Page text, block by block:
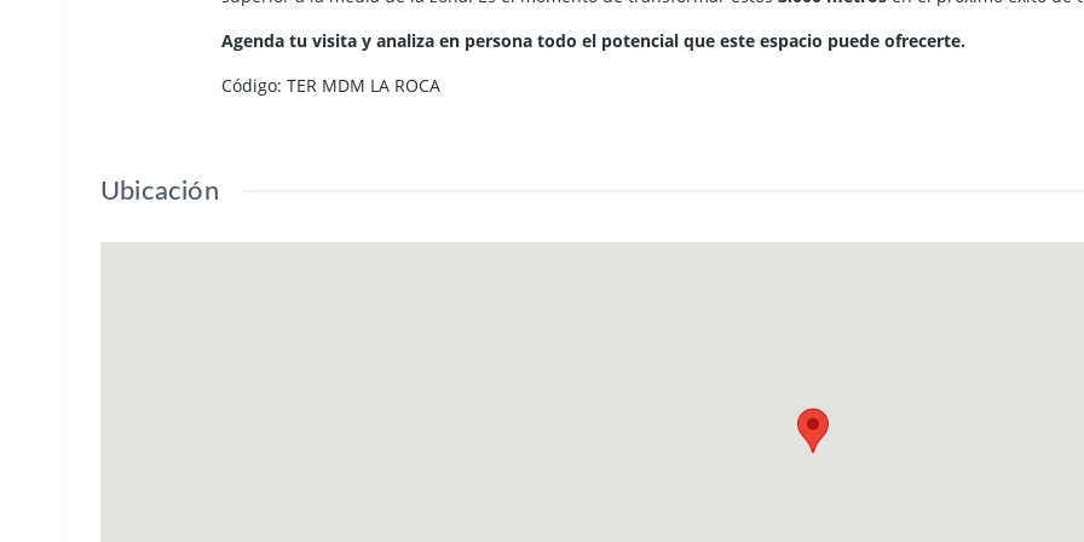
Agenda tu visita y analiza en persona todo el potencial que este espacio puede ofrecerte.
Código: TER MDM LA ROCA
Ubicación